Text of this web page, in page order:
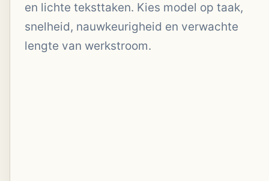
en lichte teksttaken. Kies model op taak,
snelheid, nauwkeurigheid en verwachte
lengte van werkstroom.